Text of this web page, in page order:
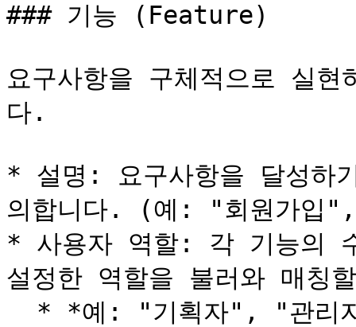
### 기능 (Feature)
요구사항을 구체적으로 실
다.
* 설명: 요구사항을 달성하
의합니다. (예: "회원가
* 사용자 역할: 각 기능의
설정한 역할을 불러와 매칭